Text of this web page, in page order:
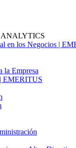
en los Negocios |
la Empresa
| EMERITUS